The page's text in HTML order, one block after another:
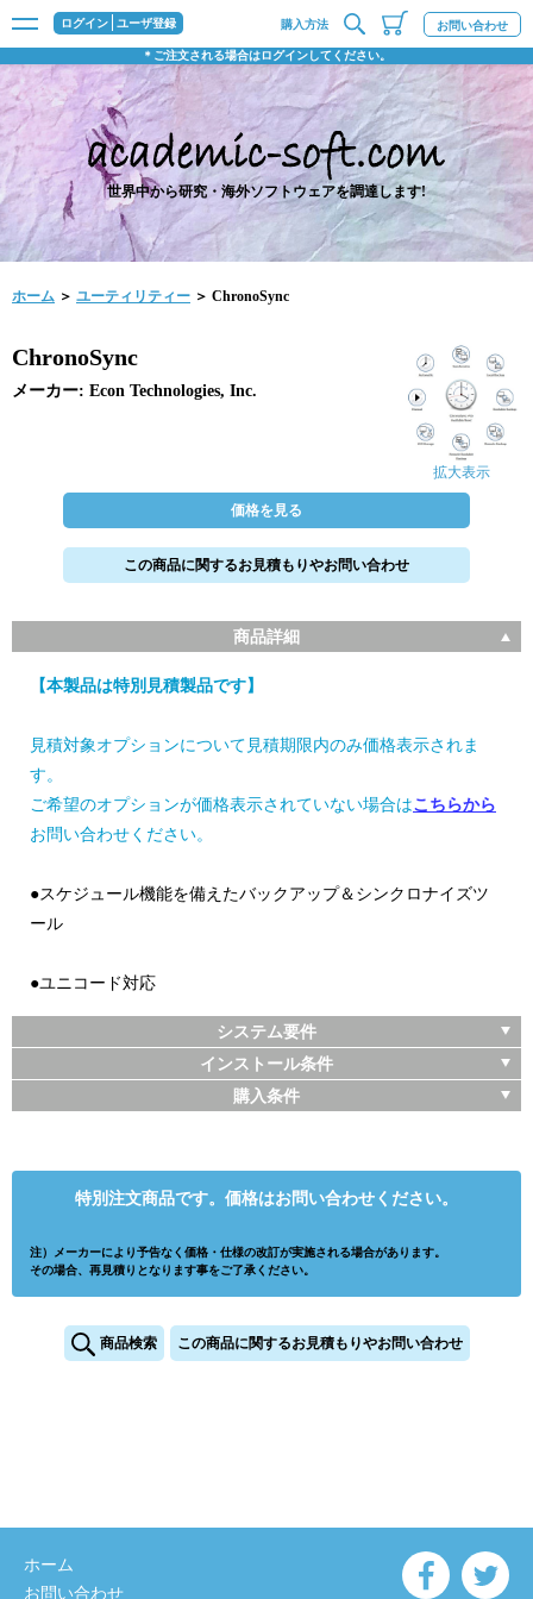
ログイン ユーザ登録
＊ご注文される場合はログインしてください。
購入方法 お問い合わせ
世界中から研究・海外ソフトウェアを調達します!
ホーム ＞ ユーティリティー ＞ ChronoSync
拡大表示
ChronoSync
メーカー: Econ Technologies, Inc.
価格を見る
この商品に関するお見積もりやお問い合わせ
商品詳細
【本製品は特別見積製品です】
見積対象オプションについて見積期限内のみ価格表示されま
す。
ご希望のオプションが価格表示されていない場合はこちらから
お問い合わせください。
●スケジュール機能を備えたバックアップ＆シンクロナイズツ
ール
●ユニコード対応
システム要件
インストール条件
購入条件
特別注文商品です。価格はお問い合わせください。
注）メーカーにより予告なく価格・仕様の改訂が実施される場合があります。
その場合、再見積りとなります事をご了承ください。
商品検索 この商品に関するお見積もりやお問い合わせ
ホーム
お問い合わせ